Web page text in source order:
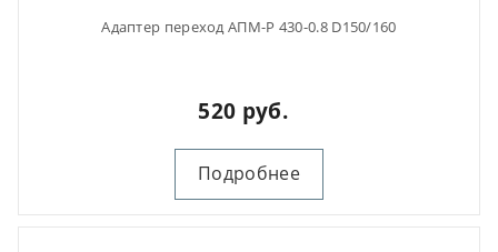
Адаптер переход АПМ-Р 430-0.8 D150/160
520 руб.
Подробнее